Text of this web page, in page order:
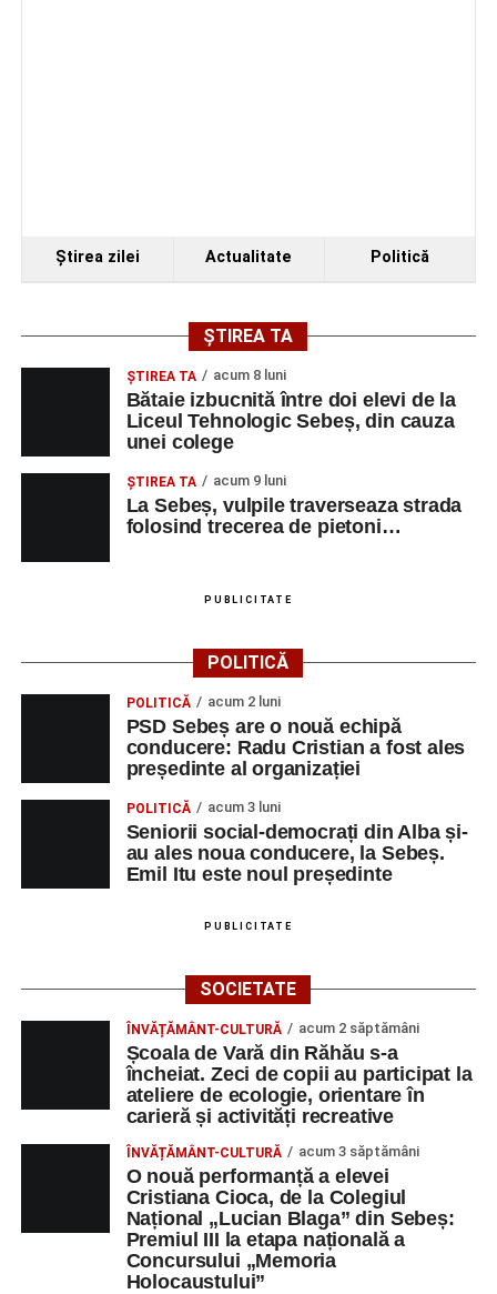
Ştirea zilei Actualitate Politică
ȘTIREA TA
ŞTIREA TA acum 8 luni
Bătaie izbucnită între doi elevi de la
Liceul Tehnologic Sebeș, din cauza
unei colege
ŞTIREA TA acum 9 luni
La Sebeș, vulpile traverseaza strada
folosind trecerea de pietoni…
PUBLICITATE
POLITICĂ
POLITICĂ acum 2 luni
PSD Sebeș are o nouă echipă
conducere: Radu Cristian a fost ales
președinte al organizației
POLITICĂ acum 3 luni
Seniorii social-democrați din Alba și-
au ales noua conducere, la Sebeș.
Emil Itu este noul președinte
PUBLICITATE
SOCIETATE
ÎNVĂȚĂMÂNT-CULTURĂ acum 2 săptămâni
Școala de Vară din Răhău s-a
încheiat. Zeci de copii au participat la
ateliere de ecologie, orientare în
carieră și activități recreative
ÎNVĂȚĂMÂNT-CULTURĂ acum 3 săptămâni
O nouă performanță a elevei
Cristiana Cioca, de la Colegiul
Național „Lucian Blaga” din Sebeș:
Premiul III la etapa națională a
Concursului „Memoria
Holocaustului”